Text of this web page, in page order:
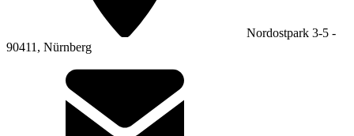
Nordostpark 3-5 -
90411, Nürnberg